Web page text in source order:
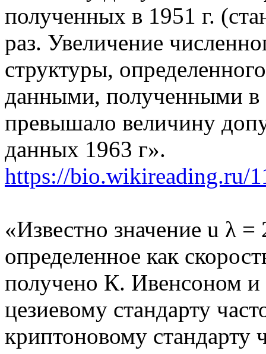
полученных в 1951 г.
раз. Увеличение
структуры,
данными, полученными в
превышало величину
данных 1963 г».
https://bio.wikireading.ru/
«Известно значение u λ
определенное как
получено К. Ивенсоном и
цезиевому стандарту
криптоновому